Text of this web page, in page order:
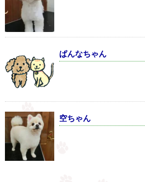
ぱんなちゃん
空ちゃん